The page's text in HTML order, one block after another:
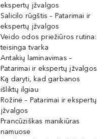
ekspertų įžvalgos
Salicilo rūgštis – Patarimai ir
ekspertų įžvalgos
Veido odos priežiūros rutina:
teisinga tvarka
Antakių laminavimas –
Patarimai ir ekspertų įžvalgos
Ką daryti, kad garbanos
išliktų ilgiau
Rožinė – Patarimai ir ekspertų
įžvalgos
Prancūziškas manikiūras
namuose